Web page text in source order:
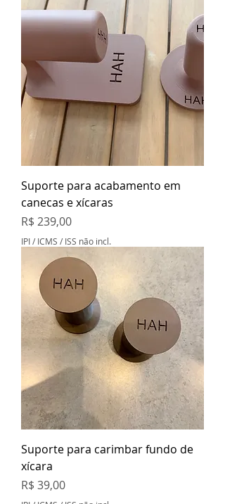
Suporte para acabamento em
canecas e xícaras
Preço
R$ 239,00
IPI / ICMS / ISS não incl.
Suporte para carimbar fundo de
xícara
Preço
R$ 39,00